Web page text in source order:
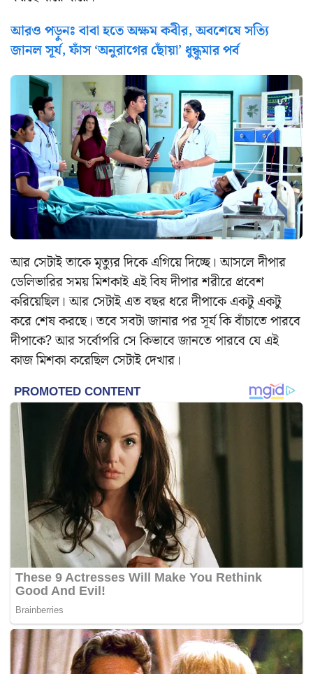
আরও পড়ুনঃ বাবা হতে অক্ষম কবীর, অবশেষে সত্যি
জানল সূর্য, ফাঁস ‘অনুরাগের ছোঁয়া’ ধুন্ধুমার পর্ব
আর সেটাই তাকে মৃত্যুর দিকে এগিয়ে দিচ্ছে। আসলে দীপার
ডেলিভারির সময় মিশকাই এই বিষ দীপার শরীরে প্রবেশ
করিয়েছিল। আর সেটাই এত বছর ধরে দীপাকে একটু একটু
করে শেষ করছে। তবে সবটা জানার পর সূর্য কি বাঁচাতে পারবে
দীপাকে? আর সর্বোপরি সে কিভাবে জানতে পারবে যে এই
কাজ মিশকা করেছিল সেটাই দেখার।